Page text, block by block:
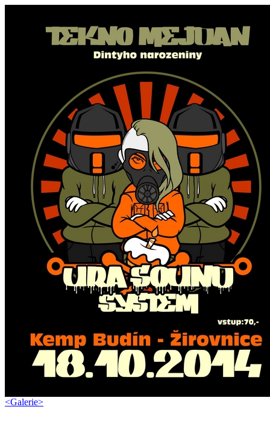
<Galerie>